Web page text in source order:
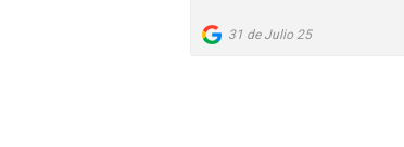
31 de Julio 25